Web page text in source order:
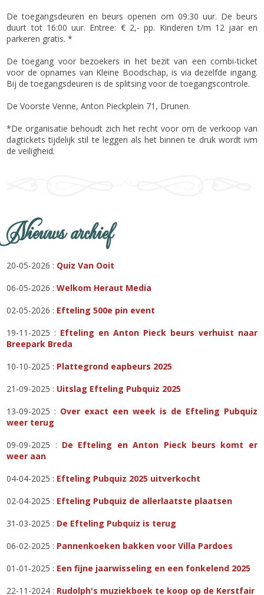
De toegangsdeuren en beurs openen om 09:30 uur. De beurs
duurt tot 16:00 uur. Entree: € 2,- pp. Kinderen t/m 12 jaar en
parkeren gratis. *
De toegang voor bezoekers in het bezit van een combi-ticket
voor de opnames van Kleine Boodschap, is via dezelfde ingang.
Bij de toegangsdeuren is de splitsing voor de toegangscontrole.
De Voorste Venne, Anton Pieckplein 71, Drunen.
*De organisatie behoudt zich het recht voor om de verkoop van
dagtickets tijdelijk stil te leggen als het binnen te druk wordt ivm
de veiligheid.
Nieuws archief
20-05-2026 : Quiz Van Ooit
06-05-2026 :Welkom Heraut Media
02-05-2026 : Efteling 500e pin event
19-11-2025 : Efteling en Anton Pieck beurs verhuist naar
Breepark Breda
10-10-2025 : Plattegrond eapbeurs 2025
21-09-2025 : Uitslag Efteling Pubquiz 2025
13-09-2025 : Over exact een week is de Efteling Pubquiz
weer terug
09-09-2025 : De Efteling en Anton Pieck beurs komt er
weer aan
04-04-2025 : Efteling Pubquiz 2025 uitverkocht
02-04-2025 : Efteling Pubquiz de allerlaatste plaatsen
31-03-2025 : De Efteling Pubquiz is terug
06-02-2025 : Pannenkoeken bakken voor Villa Pardoes
01-01-2025 : Een fijne jaarwisseling en een fonkelend 2025
22-11-2024 : Rudolph's muziekboek te koop op de Kerstfair